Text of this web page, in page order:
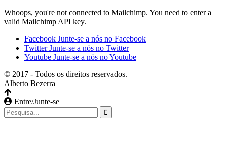
Whoops, you're not connected to Mailchimp. You need to enter a
valid Mailchimp API key.
Facebook Junte-se a nós no Facebook
Twitter Junte-se a nós no Twitter
Youtube Junte-se a nós no Youtube
© 2017 - Todos os direitos reservados.
Alberto Bezerra
Entre/Junte-se